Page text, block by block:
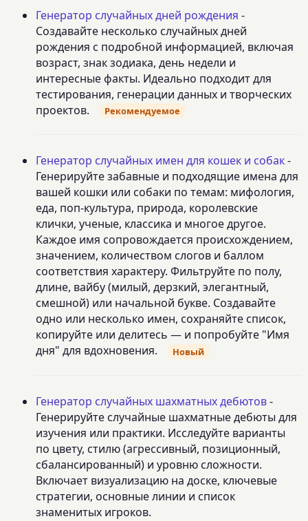
Генератор случайных дней рождения -
Создавайте несколько случайных дней
рождения с подробной информацией, включая
возраст, знак зодиака, день недели и
интересные факты. Идеально подходит для
тестирования, генерации данных и творческих
проектов.
Рекомендуемое
Генератор случайных имен для кошек и собак-
Генерируйте забавные и подходящие имена для
вашей кошки или собаки по темам: мифология,
еда, поп-культура, природа, королевские
клички, ученые, классика и многое другое.
Каждое имя сопровождается происхождением,
значением, количеством слогов и баллом
соответствия характеру. Фильтруйте по полу,
длине, вайбу (милый, дерзкий, элегантный,
смешной) или начальной букве. Создавайте
одно или несколько имен, сохраняйте список,
копируйте или делитесь — и попробуйте "Имя
дня" для вдохновения.
Новый
Генератор случайных шахматных дебютов-
Генерируйте случайные шахматные дебюты для
изучения или практики. Исследуйте варианты
по цвету, стилю (агрессивный, позиционный,
сбалансированный) и уровню сложности.
Включает визуализацию на доске, ключевые
стратегии, основные линии и список
знаменитых игроков.